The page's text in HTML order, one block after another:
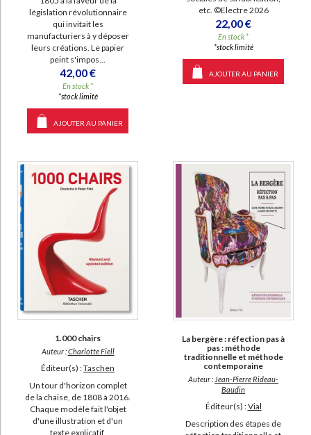
législation révolutionnaire
qui invitait les
manufacturiers à y déposer
leurs créations. Le papier
peint s'impos...
42,00 €
En stock *
*stock limité
AJOUTER AU PANIER
etc. ©Electre 2026
22,00 €
En stock *
*stock limité
AJOUTER AU PANIER
1.000 chairs
Auteur :Charlotte Fiell
Éditeur(s) :Taschen
Un tour d'horizon complet
de la chaise, de 1808 à 2016.
Chaque modèle fait l'objet
d'une illustration et d'un
texte explicatif,
La bergère : réfection pas à
pas : méthode
traditionnelle et méthode
contemporaine
Auteur : Jean-Pierre Rideau-
Baudin
Éditeur(s) :Vial
Description des étapes de